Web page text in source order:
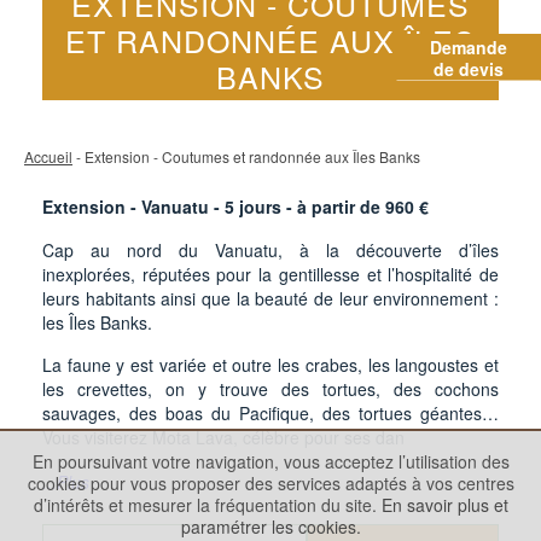
Demande
de devis
ET RANDONNÉE AUX ÎLES
BANKS
Accueil - Extension - Coutumes et randonnée aux Îles Banks
Extension - Vanuatu - 5 jours - à partir de 960 €
Cap au nord du Vanuatu, à la découverte d’îles
inexplorées, réputées pour la gentillesse et l’hospitalité de
leurs habitants ainsi que la beauté de leur environnement :
les Îles Banks.
La faune y est variée et outre les crabes, les langoustes et
les crevettes, on y trouve des tortues, des cochons
sauvages, des boas du Pacifique, des tortues géantes…
Vous visiterez Mota Lava, célèbre pour ses dan
...Plus
En poursuivant votre navigation, vous acceptez l’utilisation des
cookies pour vous proposer des services adaptés à vos centres
d’intérêts et mesurer la fréquentation du site. En savoir plus et
paramétrer les cookies.